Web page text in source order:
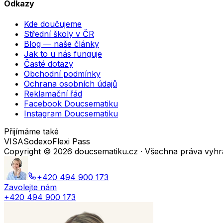
Odkazy
Kde doučujeme
Střední školy v ČR
Blog — naše články
Jak to u nás funguje
Časté dotazy
Obchodní podmínky
Ochrana osobních údajů
Reklamační řád
Facebook Doucsematiku
Instagram Doucsematiku
Přijímáme také
VISASodexoFlexi Pass
Copyright © 2026 doucsematiku.cz · Všechna práva
+420 494 900 173
Zavolejte nám
+420 494 900 173